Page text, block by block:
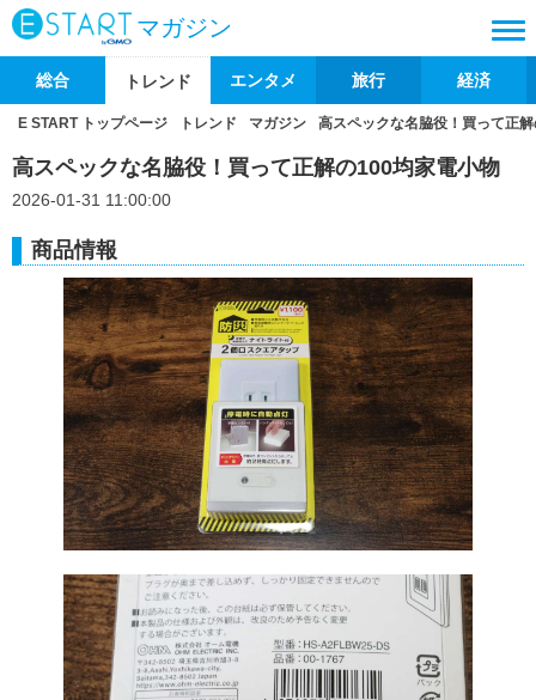
マガジン
総合 トレンド エンタメ 旅行 経済
E START トップページ トレンド マガジン 高スペックな名脇役！買って正
高スペックな名脇役！買って正解の100均家電小物
2026-01-31 11:00:00
商品情報